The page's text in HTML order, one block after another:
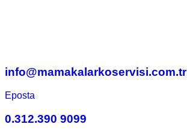
info@mamakalarkoservisi.com.tr
Eposta
0.312.390 9099